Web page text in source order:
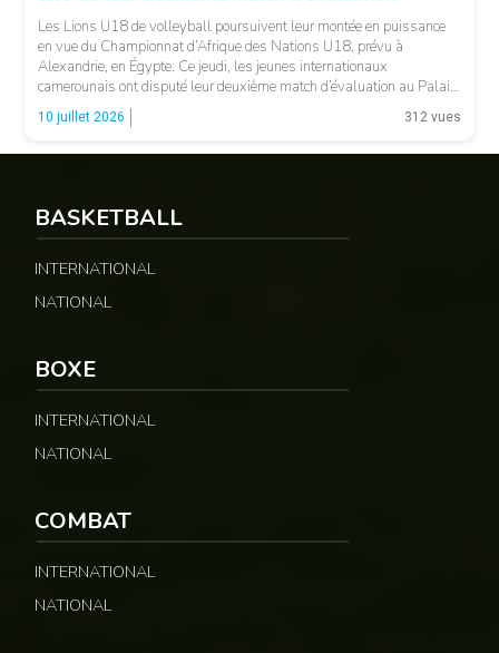
Les Lions U18 de volleyball poursuivent leur montée en puissance
en vue du Championnat d’Afrique des Nations U18, prévu à
Alexandrie, en Égypte. Ce jeudi, les jeunes internationaux
camerounais ont disputé leur deuxième match d’évaluation au Palais
Polyvalent des Sports de Yaoundé. Comme lors de leur précédente
sortie, les protégés du sélectionneur Djoby étaient opposés […]
10 juillet 2026 312 vues
BASKETBALL
INTERNATIONAL
NATIONAL
BOXE
INTERNATIONAL
NATIONAL
COMBAT
INTERNATIONAL
NATIONAL